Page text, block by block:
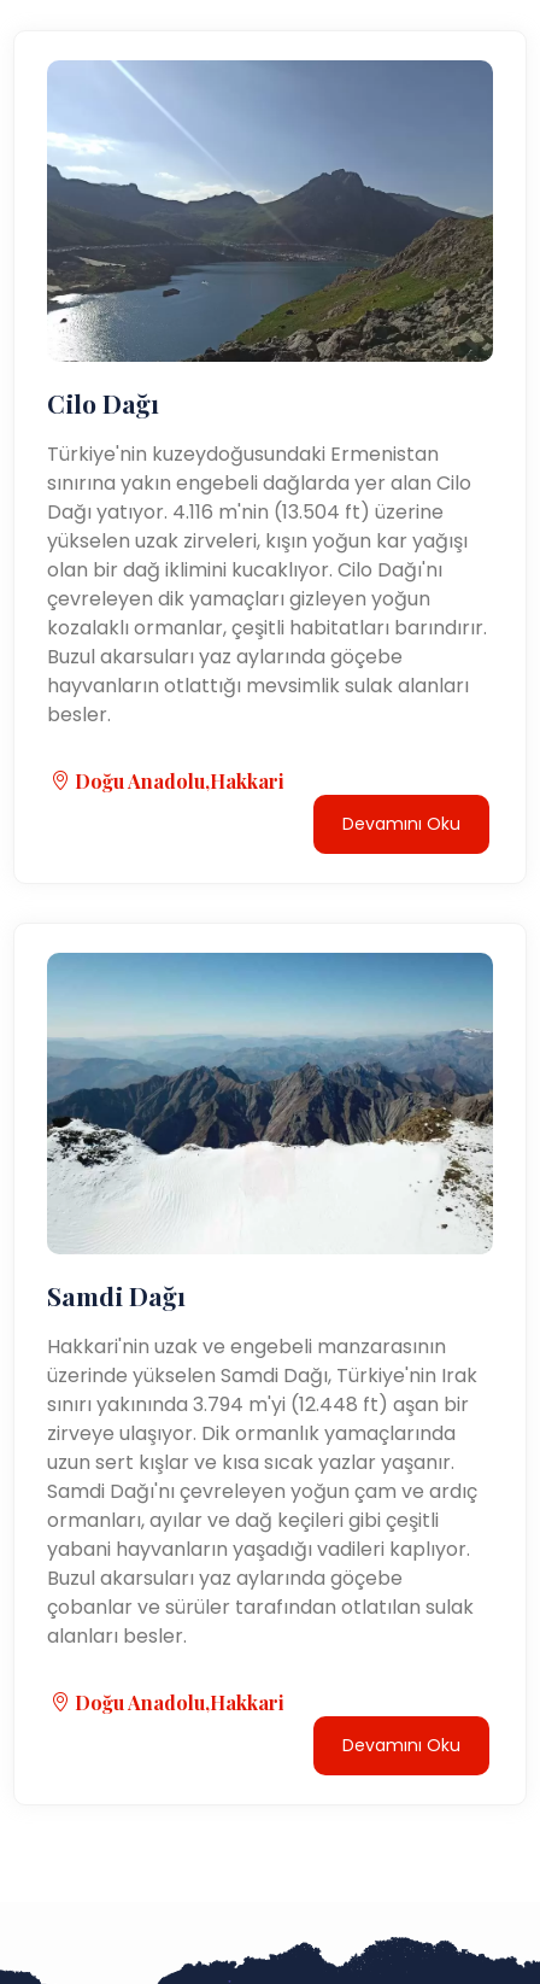
Cilo Dağı
Türkiye'nin kuzeydoğusundaki Ermenistan
sınırına yakın engebeli dağlarda yer alan Cilo
Dağı yatıyor. 4.116 m'nin (13.504 ft) üzerine
yükselen uzak zirveleri, kışın yoğun kar yağışı
olan bir dağ iklimini kucaklıyor. Cilo Dağı'nı
çevreleyen dik yamaçları gizleyen yoğun
kozalaklı ormanlar, çeşitli habitatları barındırır.
Buzul akarsuları yaz aylarında göçebe
hayvanların otlattığı mevsimlik sulak alanları
besler.
Doğu Anadolu,Hakkari
Devamını Oku
Samdi Dağı
Hakkari'nin uzak ve engebeli manzarasının
üzerinde yükselen Samdi Dağı, Türkiye'nin Irak
sınırı yakınında 3.794 m'yi (12.448 ft) aşan bir
zirveye ulaşıyor. Dik ormanlık yamaçlarında
uzun sert kışlar ve kısa sıcak yazlar yaşanır.
Samdi Dağı'nı çevreleyen yoğun çam ve ardıç
ormanları, ayılar ve dağ keçileri gibi çeşitli
yabani hayvanların yaşadığı vadileri kaplıyor.
Buzul akarsuları yaz aylarında göçebe
çobanlar ve sürüler tarafından otlatılan sulak
alanları besler.
Doğu Anadolu,Hakkari
Devamını Oku